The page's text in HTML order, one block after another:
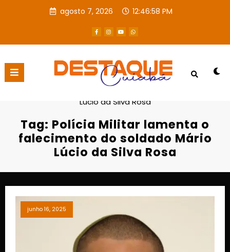
agosto 7, 2026 12:46:59 PM
Página inicial
Lúcio da Silva Rosa
Tag: Polícia Militar lamenta o
falecimento do soldado Mário
Lúcio da Silva Rosa
junho 16, 2025